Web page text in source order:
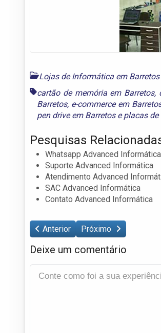
Lojas de Informática em Barretos
cartão de memória em Barretos,
Barretos, e-commerce em
pen drive em Barretoseplacas de
Pesquisas
Whatsapp Advanced Informática
Suporte Advanced Informática
Atendimento Advanced
SAC Advanced Informática
Contato Advanced Informática
Anterior Próximo
Deixe um comentário